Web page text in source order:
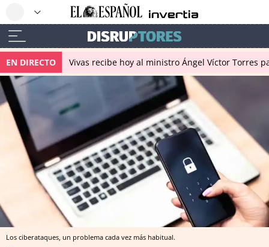
EN DIRECTO Vivas recibe hoy al ministro Ángel Víctor Torres
Los ciberataques, un problema cada vez más habitual.